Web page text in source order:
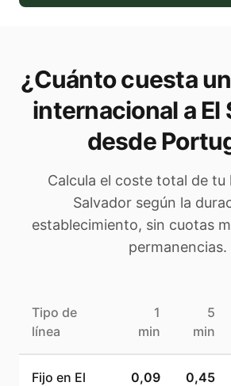
¿Cuánto cuesta
internacional aEl
desde
Calcula el coste total de tu
Salvador según la
establecimiento, sin cuotas
permanencias.
Tipo de
línea
1
min
5
min
Fijo en El
0,09
0,45